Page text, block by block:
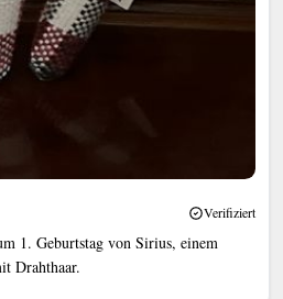
Verifiziert
1. Geburtstag von Sirius, einem
Drahthaar.